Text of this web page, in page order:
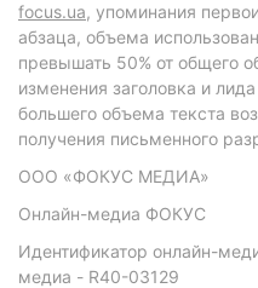
focus.ua, упоминания
абзаца, объема
превышать 50% от общего
изменения заголовка и
большего объема текста
получения письменного
ООО «ФОКУС МЕДИА»
Онлайн-медиа ФОКУС
Идентификатор онлайн-
медиа - R40-03129